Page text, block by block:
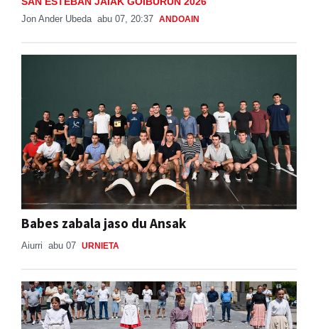
Jon Ander Ubeda abu 07, 20:37 ANDOAIN
Babes zabala jaso du Ansak
Aiurri abu 07 URNIETA